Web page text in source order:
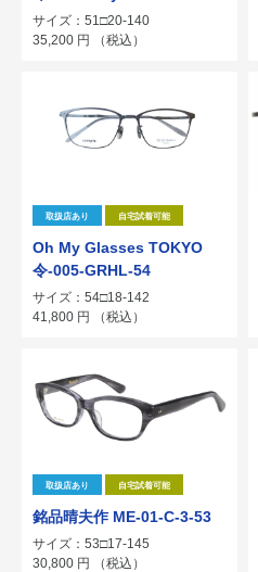
サイズ：51□20-140
35,200 円 （税込）
取扱店あり 自宅試着可能
Oh My Glasses TOKYO
令-005-GRHL-54
サイズ：54□18-142
41,800 円 （税込）
取扱店あり 自宅試着可能
銘品晴夫作 ME-01-C-3-53
サイズ：53□17-145
30,800 円 （税込）